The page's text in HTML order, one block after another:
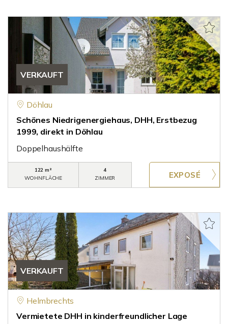
VERKAUFT
Döhlau
Schönes Niedrigenergiehaus, DHH, Erstbezug
1999, direkt in Döhlau
Doppelhaushälfte
122 m²
WOHNFLÄCHE
4
ZIMMER
VERKAUFT
Helmbrechts
Vermietete DHH in kinderfreundlicher Lage